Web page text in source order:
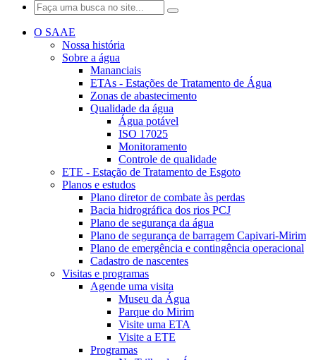
O SAAE
Nossa história
Sobre a água
Mananciais
ETAs - Estações de Tratamento de Água
Zonas de abastecimento
Qualidade da água
Água potável
ISO 17025
Monitoramento
Controle de qualidade
ETE - Estação de Tratamento de Esgoto
Planos e estudos
Plano diretor de combate às perdas
Bacia hidrográfica dos rios PCJ
Plano de segurança da água
Plano de segurança de barragem Capivari-Mirim
Plano de emergência e contingência operacional
Cadastro de nascentes
Visitas e programas
Agende uma visita
Museu da Água
Parque do Mirim
Visite uma ETA
Visite a ETE
Programas